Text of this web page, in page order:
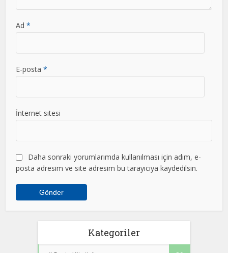
Ad*
E-posta*
İnternet sitesi
Daha sonraki yorumlarımda kullanılması için adım, e-
posta adresim ve site adresim bu tarayıcıya kaydedilsin.
Kategoriler